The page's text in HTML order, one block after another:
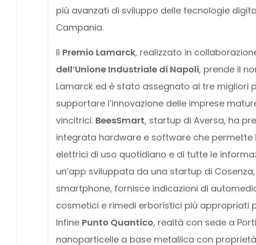
più avanzati di sviluppo delle tecnologie
Campania.
Il Premio Lamarck, realizzato in
dell’Unione Industriale di Napoli, prende il
Lamarck ed è stato assegnato ai tre migliori
supportare l’innovazione delle imprese
vincitrici. BeesSmart, startup di Aversa, ha
integrata hardware e software che permette
elettrici di uso quotidiano e di tutte le
un’app sviluppata da una startup di
smartphone, fornisce indicazioni di
cosmetici e rimedi erboristici più appropriati
Infine Punto Quantico, realtà con sede a
nanoparticelle a base metallica con